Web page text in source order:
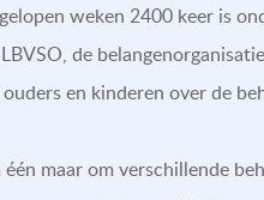
weken 2400 keer is
de
en kinderen over de
maar om verschillende